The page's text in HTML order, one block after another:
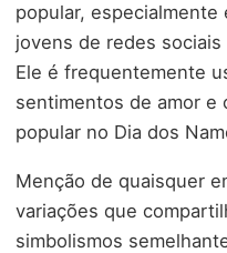
popular,
jovens de redes
Ele é frequentemente
sentimentos de amor e
popular no Dia dos
Menção de quaisquer
variações que
simbolismos